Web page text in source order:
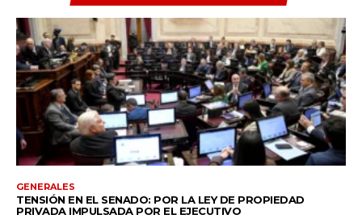
GENERALES
TENSIÓN EN EL SENADO: POR LA LEY DE PROPIEDAD
PRIVADA IMPULSADA POR EL EJECUTIVO